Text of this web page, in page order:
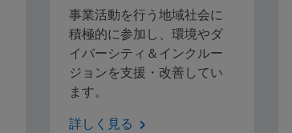
事業活動を行う地域社会に
積極的に参加し、環境やダ
イバーシティ＆インクルー
ジョンを支援・改善してい
ます。
詳しく見る